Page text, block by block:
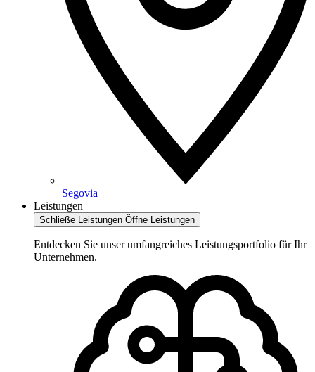
Segovia
Leistungen
Schließe Leistungen Öffne Leistungen
Entdecken Sie unser umfangreiches Leistungsportfolio für Ihr
Unternehmen.